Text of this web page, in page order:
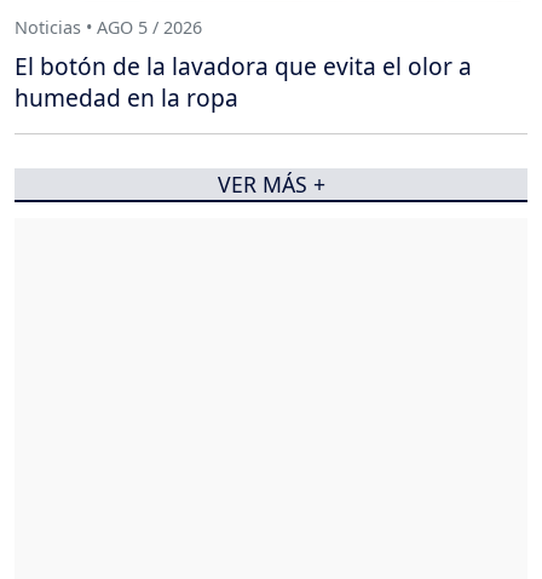
Noticias • AGO 5 / 2026
El botón de la lavadora que evita el olor a
humedad en la ropa
VER MÁS +